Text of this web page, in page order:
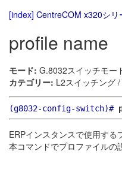
[index] CentreCOM x320シ
profile name
モード: G.8032スイッチモー
カテゴリー: L2スイッチング /
(g8032-config-switch)#
ERPインスタンスで使用する
本コマンドでプロファイルの